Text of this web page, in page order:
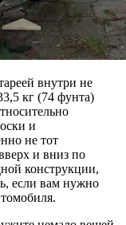
внутри не
кг (74 фунта)
и
не тот
и вниз по
конструкции,
если вам нужно